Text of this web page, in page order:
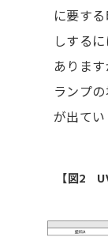
に要す
しする
ありま
ランプ
が出てい
【図2